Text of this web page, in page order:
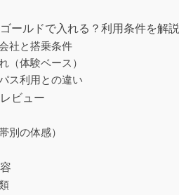
ールドで入れる？利用条件を解説
社と搭乗条件
（体験ベース）
ス利用との違い
ビュー
別の体感）